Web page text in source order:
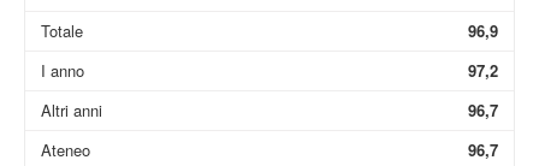
Totale
96,9
I anno
97,2
Altri anni
96,7
Ateneo
96,7